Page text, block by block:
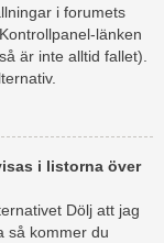
i forumets
länken
är inte alltid fallet).
i listorna över
Dölj att jag
så kommer du